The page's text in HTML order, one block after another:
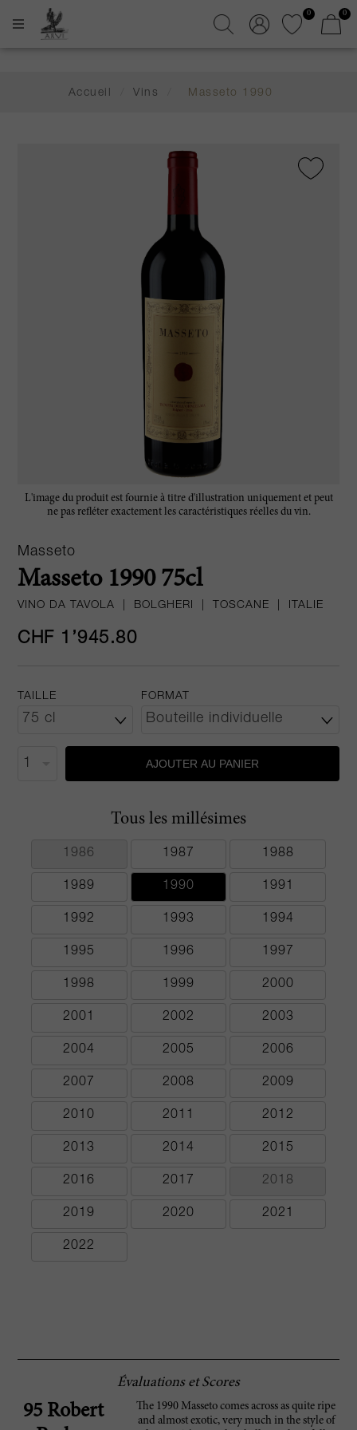
0 0
Accueil Vins Masseto 1990
L'image du produit est fournie à titre d'illustration uniquement et peut
ne pas refléter exactement les caractéristiques réelles du vin.
Masseto
Masseto 1990 75cl
VINO DA TAVOLA BOLGHERI TOSCANE ITALIE
CHF 1’945.80
TAILLE FORMAT
AJOUTER AU PANIER
Tous les millésimes
1986 1987 1988
1989 1990 1991
1992 1993 1994
1995 1996 1997
1998 1999 2000
2001 2002 2003
2004 2005 2006
2007 2008 2009
2010 2011 2012
2013 2014 2015
2016 2017 2018
2019 2020 2021
2022
Évaluations et Scores
95 Robert
The 1990 Masseto comes across as quite ripe
and almost exotic, very much in the style of